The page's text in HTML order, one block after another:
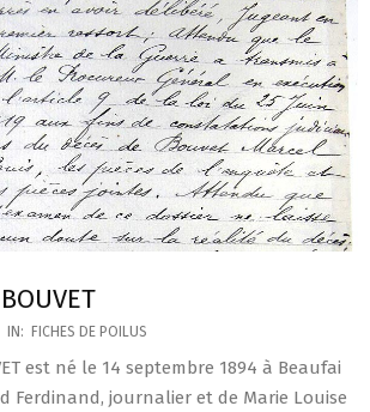
IN: FICHES DE POILUS
est né le 14 septembre 1894 à Beaufai
Ferdinand, journalier et de Marie Louise